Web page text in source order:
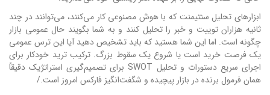
ابزارهای تحلیل سنتیمنت که با هوش مصنوعی کار می‌کنند، می‌توانند در چند
ثانیه هزاران توییت و خبر را تحلیل کنند و به شما بگویند حال عمومی بازار
چگونه است. اما این شما هستید که باید تشخیص دهید آیا این ترس عمومی
یک فرصت خرید است یا شروع یک سقوط بزرگ. ترکیب ترید خودکار برای
اجرای سریع دستورات و تحلیل SWOT برای تصمیم‌گیری استراتژیک دقیقاً
همان فرمول برنده در بازار پیچیده و شگفت‌انگیز فارکس امروز است./